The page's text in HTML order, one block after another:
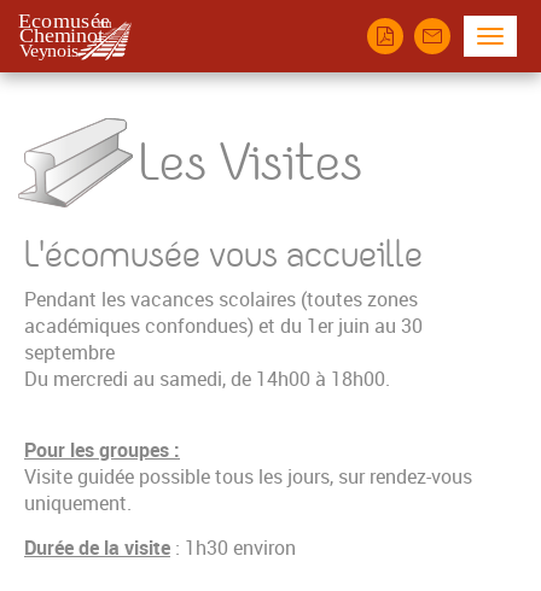
Les Visites
L'écomusée vous accueille
Pendant les vacances scolaires (toutes zones
académiques confondues) et du 1er juin au 30
septembre
Du mercredi au samedi, de 14h00 à 18h00.
Pour les groupes :
Visite guidée possible tous les jours, sur rendez-vous
uniquement.
Durée de la visite : 1h30 environ
Menu
Panneau de gestion des cookies